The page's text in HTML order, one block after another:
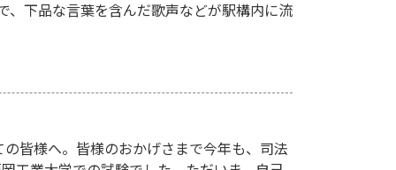
、下品な言葉を含んだ歌声などが駅構内に流
皆様へ。皆様のおかげさまで今年も、司法